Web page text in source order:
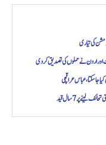
مشن کی تیاری
اور اردن نے حملوں کی تصدیق کر دی
جا سکتا، عباس عراقچی
لینے پر 7 سال قید